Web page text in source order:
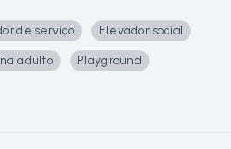
de serviço
Elevador social
adulto
Playground